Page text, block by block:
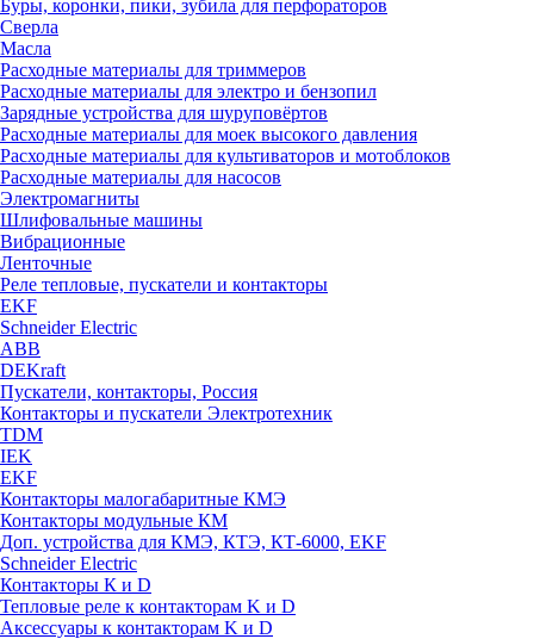
Буры, коронки, пики, зубила для перфораторов
Сверла
Масла
Расходные материалы для триммеров
Расходные материалы для электро и бензопил
Зарядные устройства для шуруповёртов
Расходные материалы для моек высокого давления
Расходные материалы для культиваторов и мотоблоков
Расходные материалы для насосов
Электромагниты
Шлифовальные машины
Вибрационные
Ленточные
Реле тепловые, пускатели и контакторы
EKF
Schneider Electric
ABB
DEKraft
Пускатели, контакторы, Россия
Контакторы и пускатели Электротехник
TDM
IEK
EKF
Контакторы малогабаритные КМЭ
Контакторы модульные КМ
Доп. устройства для КМЭ, КТЭ, КТ-6000, EKF
Schneider Electric
Контакторы К и D
Тепловые реле к контакторам K и D
Аксессуары к контакторам K и D